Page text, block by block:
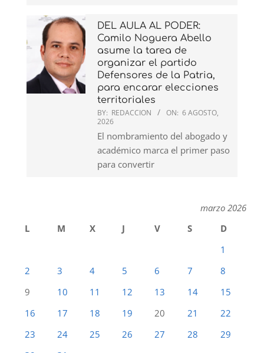
DEL AULA AL PODER:
Camilo Noguera Abello
asume la tarea de
organizar el partido
Defensores de la Patria,
para encarar elecciones
territoriales
BY: REDACCION ON: 6 AGOSTO,
2026
El nombramiento del abogado y
académico marca el primer paso
para convertir
marzo 2026
L
M X J V S
D
1
2
3 4 5 6 7
8
9
10 11 12 13 14
15
16
17 18 19 20 21
22
23
24 25 26 27 28
29